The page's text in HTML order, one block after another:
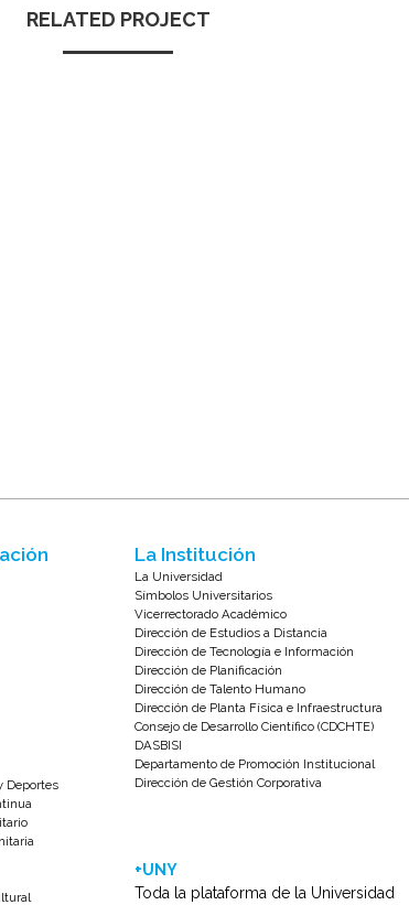
RELATED PROJECT
Deportes
La Institución
La Universidad
Símbolos Universitarios
Vicerrectorado Académico
Dirección de Estudios a Distancia
Dirección de Tecnología e Información
Dirección de Planificación
Dirección de Talento Humano
Dirección de Planta Física e Infraestructura
Consejo de Desarrollo Científico (CDCHTE)
DASBISI
Departamento de Promoción Institucional
Dirección de Gestión Corporativa
+UNY
Toda la plataforma de la Universidad